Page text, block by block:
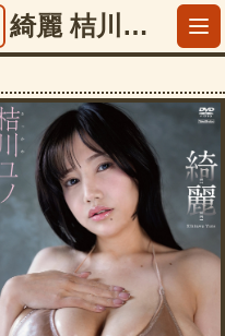
綺麗 桔川ユノ【5013tsds42895】